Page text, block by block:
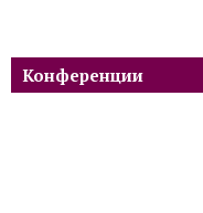
Конференции